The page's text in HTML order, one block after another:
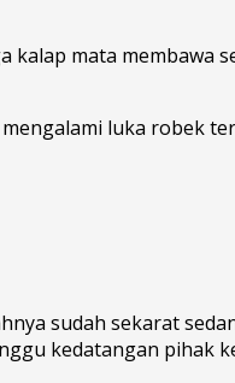
kalap mata membawa
luka robek
sudah sekarat
kedatangan pihak